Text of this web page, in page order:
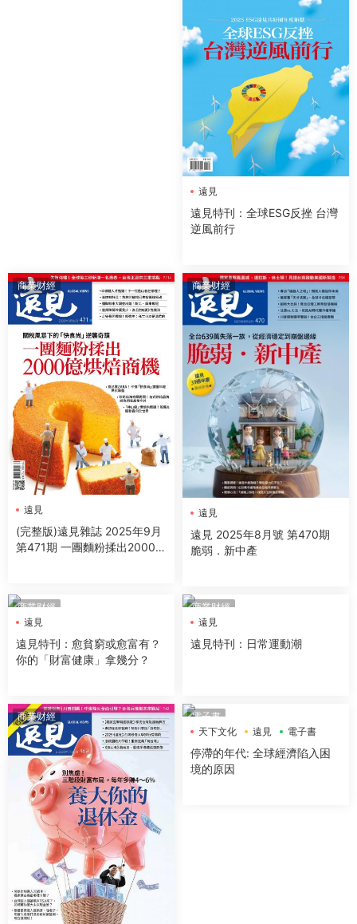
遠見
遠見特刊：全球ESG反挫 台灣
逆風前行
商業财經
遠見
(完整版)遠見雜誌 2025年9月
第471期 一團麵粉揉出2000億
商業财經
遠見
遠見 2025年8月號 第470期
脆弱．新中產
商業财經
遠見
遠見特刊：愈貧窮或愈富有？
你的「財富健康」拿幾分？
商業财經
遠見
遠見特刊：日常運動潮
商業财經
電子書
天下文化
遠見 電子書
停滯的年代: 全球經濟陷入困
境的原因